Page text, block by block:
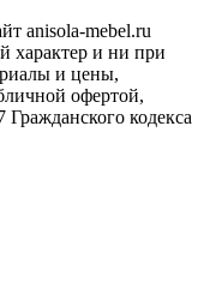
anisola-mebel.ru
характер и ни при
и цены,
офертой,
кодекса